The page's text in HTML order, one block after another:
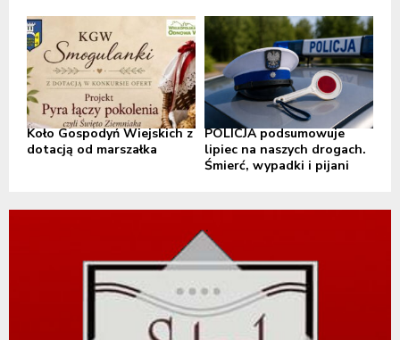
Koło Gospodyń Wiejskich z
dotacją od marszałka
POLICJA podsumowuje
lipiec na naszych drogach.
Śmierć, wypadki i pijani